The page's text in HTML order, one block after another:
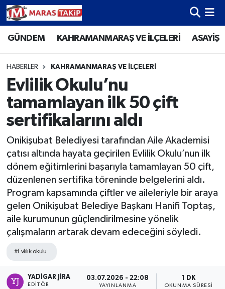
GÜNDEM KAHRAMANMARAŞ VE İLÇELERİ ASAYİŞ
HABERLER KAHRAMANMARAŞ VE İLÇELERİ
Evlilik Okulu’nu
tamamlayan ilk 50 çift
sertifikalarını aldı
Onikişubat Belediyesi tarafından Aile Akademisi
çatısı altında hayata geçirilen Evlilik Okulu’nun ilk
dönem eğitimlerini başarıyla tamamlayan 50 çift,
düzenlenen sertifika töreninde belgelerini aldı.
Program kapsamında çiftler ve aileleriyle bir araya
gelen Onikişubat Belediye Başkanı Hanifi Toptaş,
aile kurumunun güçlendirilmesine yönelik
çalışmaların artarak devam edeceğini söyledi.
#Evlilik okulu
YADIGAR JIRA
EDITÖR
03.07.2026 - 22:08
YAYINLANMA
1 DK
OKUNMA SÜRESI
Kahramanmaraş Nöbetçi Eczaneler
Kahramanmaraş Hava Durumu
Kahramanmaraş Namaz Vakitleri
Kahramanmaraş Trafik Yoğunluk Haritası
Süper Lig Puan Durumu ve Fikstür
Tüm Manşetler
Son Dakika Haberleri
Haber Arşivi